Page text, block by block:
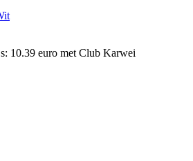
10.39 euro met Club Karwei